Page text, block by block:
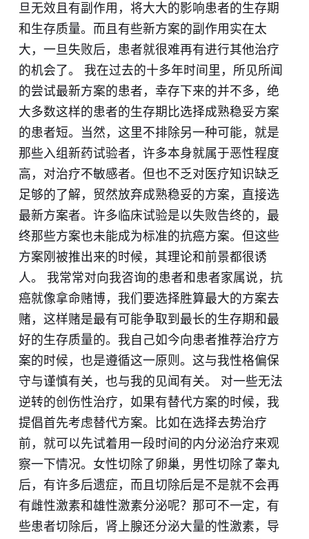
旦无效且有副作用，将大大的影响患者的生存期
和生存质量。而且有些新方案的副作用实在太
大，一旦失败后，患者就很难再有进行其他治疗
的机会了。 我在过去的十多年时间里，所见所闻
的尝试最新方案的患者，幸存下来的并不多，绝
大多数这样的患者的生存期比选择成熟稳妥方案
的患者短。当然，这里不排除另一种可能，就是
那些入组新药试验者，许多本身就属于恶性程度
高，对治疗不敏感者。但也不乏对医疗知识缺乏
足够的了解，贸然放弃成熟稳妥的方案，直接选
最新方案者。许多临床试验是以失败告终的，最
终那些方案也未能成为标准的抗癌方案。但这些
方案刚被推出来的时候，其理论和前景都很诱
人。 我常常对向我咨询的患者和患者家属说，抗
癌就像拿命赌博，我们要选择胜算最大的方案去
赌，这样赌是最有可能争取到最长的生存期和最
好的生存质量的。我自己如今向患者推荐治疗方
案的时候，也是遵循这一原则。这与我性格偏保
守与谨慎有关，也与我的见闻有关。 对一些无法
逆转的创伤性治疗，如果有替代方案的时候，我
提倡首先考虑替代方案。比如在选择去势治疗
前，就可以先试着用一段时间的内分泌治疗来观
察一下情况。女性切除了卵巢，男性切除了睾丸
后，有许多后遗症，而且切除后是不是就不会再
有雌性激素和雄性激素分泌呢？那可不一定，有
些患者切除后，肾上腺还分泌大量的性激素，导